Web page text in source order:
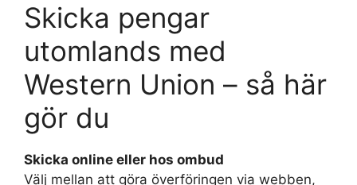
Skicka pengar
utomlands med
Western Union – så här
gör du
Skicka online eller hos ombud
Välj mellan att göra överföringen via webben,